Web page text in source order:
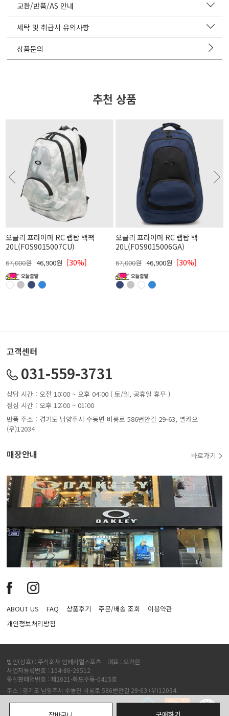
교환/반품/AS 안내
세탁 및 취급시 유의사항
상품문의
추천 상품
오클리 프라이머 RC 랩탑 백팩
20L(FOS9015007CU)
67,000원 46,900원 [30%]
오클리 프라이머 RC 랩탑 백
20L(FOS9015006GA)
67,000원 46,900원 [30%]
고객센터
031-559-3731
상담 시간 : 오전 10:00 ~ 오후 04:00 ( 토/일, 공휴일 휴무 )
점심 시간 : 오후 12:00 ~ 01:00
반품 주소 : 경기도 남양주시 수동면 비룡로 586번안길 29-63, 옐카오
(우)12034
매장안내 바로가기
ABOUT US FAQ 상품후기 주문/배송 조회
이용약관
개인정보처리방침
법인(상호) : 주식회사 임페리얼스포츠 대표 : 오가현
사업자등록번호 : 104-86-29512
통신판매업번호 : 제2021-화도수동-0415호
주소 : 경기도 남양주시 수동면 비룡로 586번안길 29-63 (우)12034.